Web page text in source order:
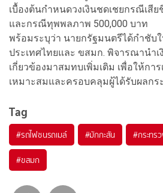
เบื้องต้นกำหนดวงเงินชดเชยกรณีเสี
และกรณีทุพพลภาพ 500,000 บาท
พร้อมระบุว่า นายกรัฐมนตรีได้กำชับ
ประเทศไทยและ ขสมก. พิจารณานำ
เกี่ยวข้องมาสมทบเพิ่มเติม เพื่อให้การ
เหมาะสมและครอบคลุมผู้ได้รับผลก
Tag
#รถไฟชนรถเมล์ #มักกะสัน #กระทร
#ขสมก